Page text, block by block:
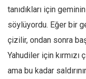
tanıdıkları için
söylüyordu. Eğer bir
çizilir, ondan sonra
Yahudiler için kırmızı
ama bu kadar